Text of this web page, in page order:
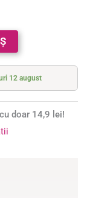
12 august
doar 14,9 lei!